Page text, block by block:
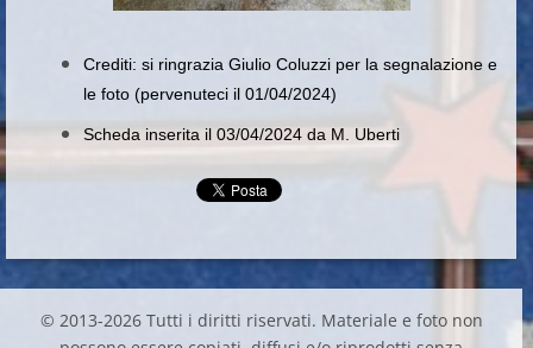
Crediti: si ringrazia Giulio Coluzzi per la segnalazione e
le foto (pervenuteci il 01/04/2024)
Scheda inserita il 03/04/2024 da M. Uberti
© 2013-2026 Tutti i diritti riservati. Materiale e foto non